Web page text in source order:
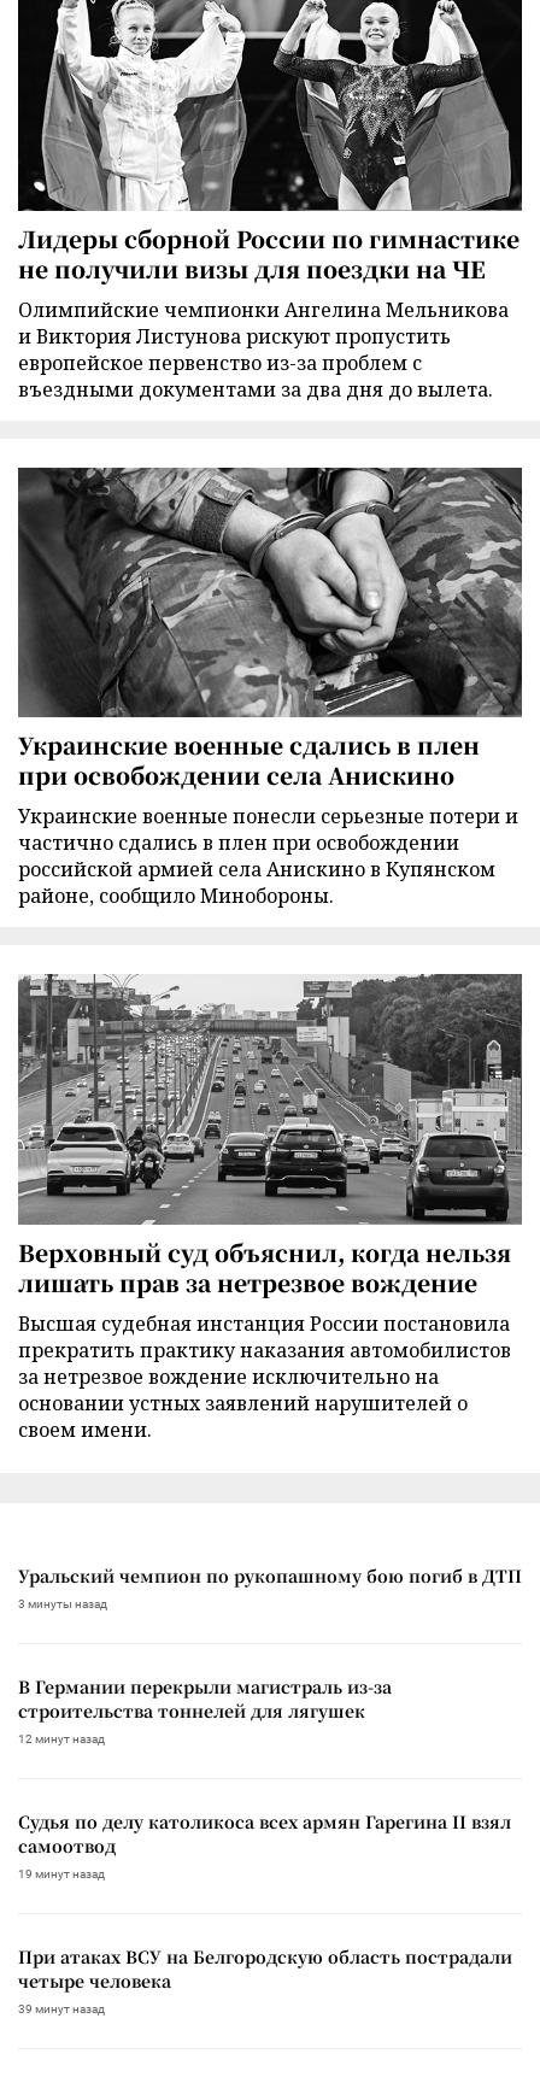
Лидеры сборной России по гимнастике
не получили визы для поездки на ЧЕ
Олимпийские чемпионки Ангелина Мельникова
и Виктория Листунова рискуют пропустить
европейское первенство из-за проблем с
въездными документами за два дня до вылета.
Украинские военные сдались в плен
при освобождении села Анискино
Украинские военные понесли серьезные потери и
частично сдались в плен при освобождении
российской армией села Анискино в Купянском
районе, сообщило Минобороны.
Верховный суд объяснил, когда нельзя
лишать прав за нетрезвое вождение
Высшая судебная инстанция России постановила
прекратить практику наказания автомобилистов
за нетрезвое вождение исключительно на
основании устных заявлений нарушителей о
своем имени.
Уральский чемпион по рукопашному бою погиб в ДТП
3 минуты назад
В Германии перекрыли магистраль из-за
строительства тоннелей для лягушек
12 минут назад
Судья по делу католикоса всех армян Гарегина II взял
самоотвод
19 минут назад
При атаках ВСУ на Белгородскую область пострадали
четыре человека
39 минут назад